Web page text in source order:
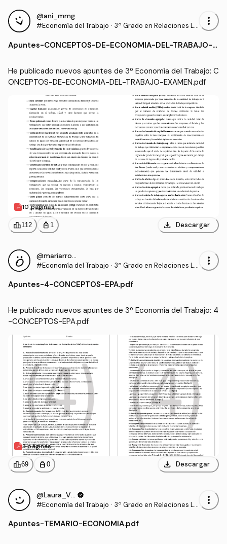
@ani_mmg
#Economía del Trabajo · 3º Grado en Relaciones La
os (UCO)
more_vert
Apuntes-CONCEPTOS-DE-ECONOMIA-DEL-TRABAJO-E
He publicado nuevos apuntes de 3º Economía del Trabajo: C
ONCEPTOS-DE-ECONOMIA-DEL-TRABAJO-EXAMEN.pdf
10 páginas
leaderboard112 personal_bag 1 download Descargar
@mariarromero
#Economía del Trabajo · 3º Grado en Relaciones La
os (UCO)
more_vert
Apuntes-4-CONCEPTOS-EPA.pdf
He publicado nuevos apuntes de 3º Economía del Trabajo: 4
-CONCEPTOS-EPA.pdf
3 páginas
leaderboard69 personal_bag 0 download Descargar
@Laura_Vallejo_
verified
#Economía del Trabajo · 3º Grado en Relaciones La
os (UCO)
more_vert
Apuntes-TEMARIO-ECONOMIA.pdf